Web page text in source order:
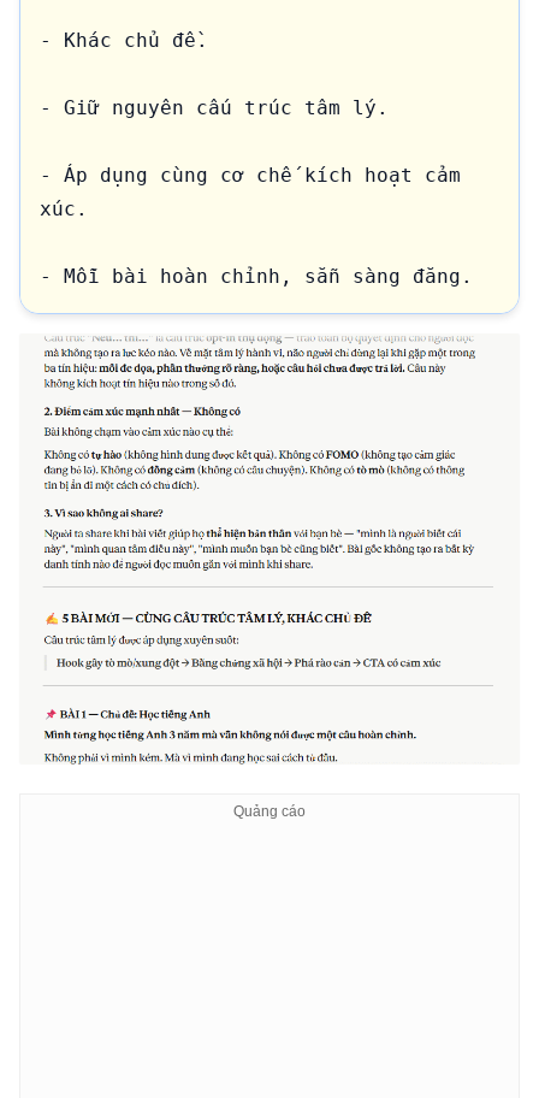
- Khác chủ đề.
- Giữ nguyên cấu trúc tâm lý.
- Áp dụng cùng cơ chế kích hoạt cảm
xúc.
- Mỗi bài hoàn chỉnh, sẵn sàng đăng.